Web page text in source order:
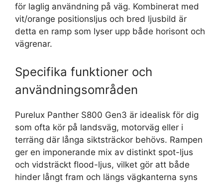
för laglig användning på väg. Kombinerat med
vit/orange positionsljus och bred ljusbild är
detta en ramp som lyser upp både horisont och
vägrenar.
Specifika funktioner och
användningsområden
Purelux Panther S800 Gen3 är idealisk för dig
som ofta kör på landsväg, motorväg eller i
terräng där långa siktsträckor behövs. Rampen
ger en imponerande mix av distinkt spot-ljus
och vidsträckt flood-ljus, vilket gör att både
hinder långt fram och längs vägkanterna syns